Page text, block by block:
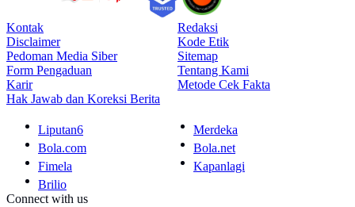
Kontak
Redaksi
Disclaimer
Kode Etik
Pedoman Media Siber
Sitemap
Form Pengaduan
Tentang Kami
Karir
Metode Cek Fakta
Hak Jawab dan Koreksi Berita
Liputan6
Merdeka
Bola.com
Bola.net
Fimela
Kapanlagi
Brilio
Connect with us